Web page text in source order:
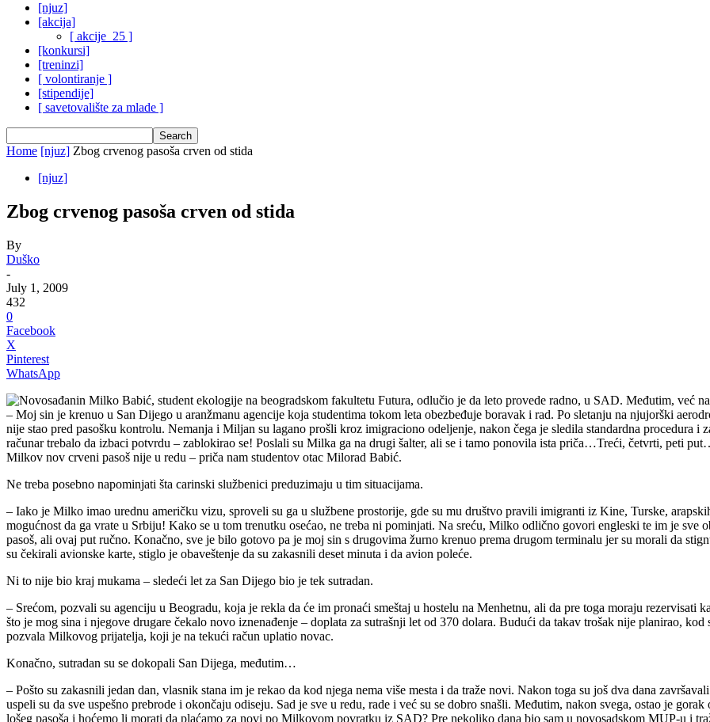
[njuz]
[akcija]
[ akcije_25 ]
[konkursi]
[treninzi]
[ volontiranje ]
[stipendije]
[ savetovalište za mlade ]
Home [njuz] Zbog crvenog pasoša crven od stida
[njuz]
Zbog crvenog pasoša crven od stida
By
Duško
-
July 1, 2009
432
0
Facebook
X
Pinterest
WhatsApp
Novosađanin Milko Babić, student ekologije na beogradskom fakultetu Futura, odlučio je da leto provede radno, u SAD. Međutim, već
– Moj sin je krenuo u San Dijego u aranžmanu agencije koja studentima tokom leta obezbeđuje boravak i rad. Po sletanju na njujorški
nije stao pred pasošku kontrolu. Nemanja i Miljan su lagano prošli kroz imigraciono odeljenje, nakon čega je sledila standardna procedura
računar trebalo da izbaci potvrdu – zablokirao se! Poslali su Milka ga na drugi šalter, ali se i tamo ponovila ista priča…Treći, četvrti, peti
Milkov nov crveni pasoš nije u redu – priča nam studentov otac Milorad Babić.
Ne treba posebno napominjati šta carinski službenici preduzimaju u tim situacijama.
– Iako je Milko imao urednu američku vizu, sproveli su ga u službene prostorije, gde su mu društvo pravili imigranti iz Kine, Turske,
mogućnost da ga vrate u Srbiju! Kako se u tom trenutku osećao, ne treba ni pominjati. Na sreću, Milko odlično govori engleski te im je sve
pasoš, ali ovaj put ručno. Konačno, sve je bilo gotovo pa je moj sin s drugovima žurno krenuo prema drugom terminalu jer su morali da
su čekirali avionske karte, stiglo je obaveštenje da su zakasnili deset minuta i da avion poleće.
Ni to nije bio kraj mukama – sledeći let za San Dijego bio je tek sutradan.
– Srećom, pozvali su agenciju u Beogradu, koja je rekla da će im pronaći smeštaj u hostelu na Menhetnu, ali da pre toga moraju rezervisati
što je mog sina i njegove drugare čekalo novo iznenađenje – doplata za sutrašnji let od 370 dolara. Budući da takav trošak nije planirao,
pozvala Milkovog prijatelja, koji je na tekući račun uplatio novac.
Konačno, sutradan su se dokopali San Dijega, međutim…
– Pošto su zakasnili jedan dan, vlasnik stana im je rekao da kod njega nema više mesta i da traže novi. Nakon toga su još dva dana
uspeli su da sve uspešno prebrode i okončaju odiseju. Sad je sve u redu, rade i već su se dobro snašli. Međutim, nakon svega, ostao je
lošeg pasoša i hoćemo li morati da plaćamo za novi po Milkovom povratku iz SAD? Pre nekoliko dana bio sam u novosadskom MUP-u i